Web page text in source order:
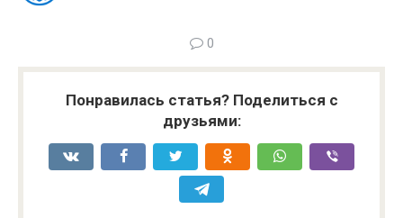
0
Понравилась статья? Поделиться с
друзьями: